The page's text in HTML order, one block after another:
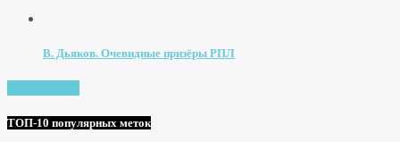
В. Дьяков. Очевидные призёры РПЛ
ТОП-10 популярных меток